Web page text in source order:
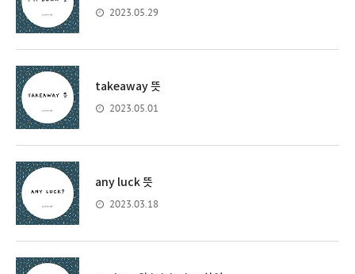
2023.05.29
takeaway 뜻
2023.05.01
any luck 뜻
2023.03.18